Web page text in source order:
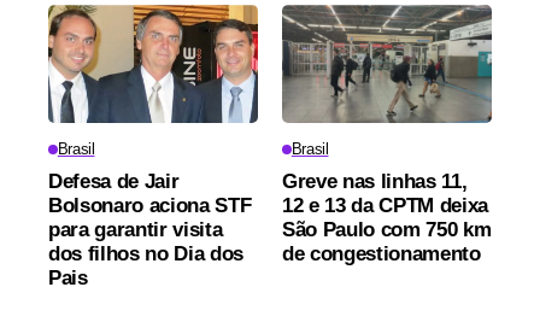
Brasil
Defesa de Jair
Bolsonaro aciona STF
para garantir visita
dos filhos no Dia dos
Pais
Brasil
Greve nas linhas 11,
12 e 13 da CPTM deixa
São Paulo com 750 km
de congestionamento